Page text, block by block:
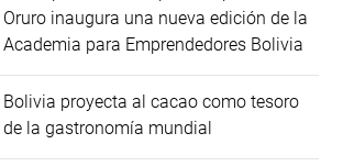
Oruro inaugura una nueva edición de la
Academia para Emprendedores Bolivia
Bolivia proyecta al cacao como tesoro
de la gastronomía mundial